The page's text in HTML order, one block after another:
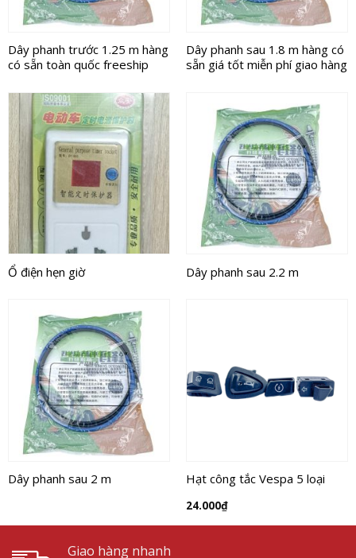
Dây phanh trước 1.25 m hàng
có sẵn toàn quốc freeship
Dây phanh sau 1.8 m hàng có
sẵn giá tốt miễn phí giao hàng
Ổ điện hẹn giờ Dây phanh sau 2.2 m
Dây phanh sau 2 m Hạt công tắc Vespa 5 loại
24.000₫
Giao hàng nhanh